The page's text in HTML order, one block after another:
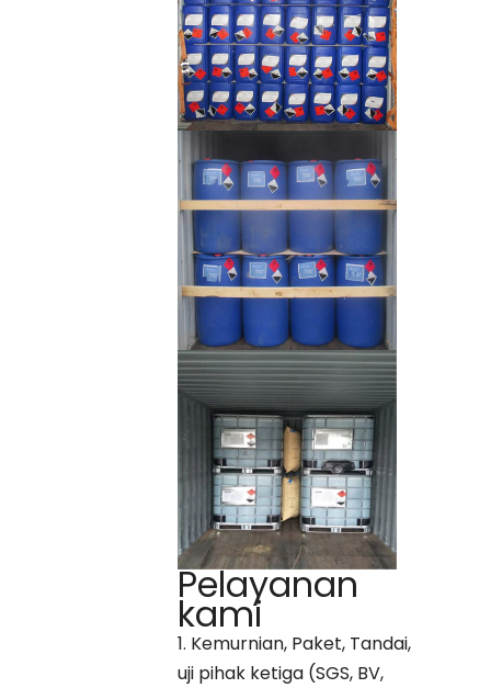
Pelayanan
kami
1. Kemurnian, Paket, Tandai,
uji pihak ketiga (SGS, BV,